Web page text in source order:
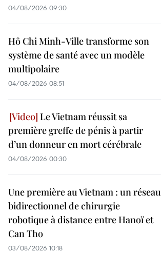
04/08/2026 09:30
Hô Chi Minh-Ville transforme son
système de santé avec un modèle
multipolaire
04/08/2026 08:51
Le Vietnam réussit sa
première greffe de pénis à partir
d’un donneur en mort cérébrale
04/08/2026 00:30
Une première au Vietnam : un réseau
bidirectionnel de chirurgie
robotique à distance entre Hanoï et
Can Tho
03/08/2026 10:18